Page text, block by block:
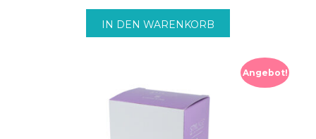
IN DEN WARENKORB
Angebot!